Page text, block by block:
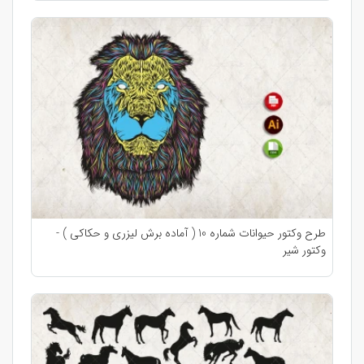
طرح وکتور حیوانات شماره 10 ( آماده برش لیزری و حکاکی ) -
وکتور شیر